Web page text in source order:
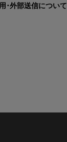
･外部送信について